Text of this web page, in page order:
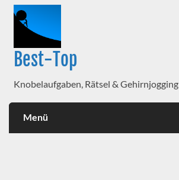
Best-Top
Knobelaufgaben, Rätsel & Gehirnjogging
Menü